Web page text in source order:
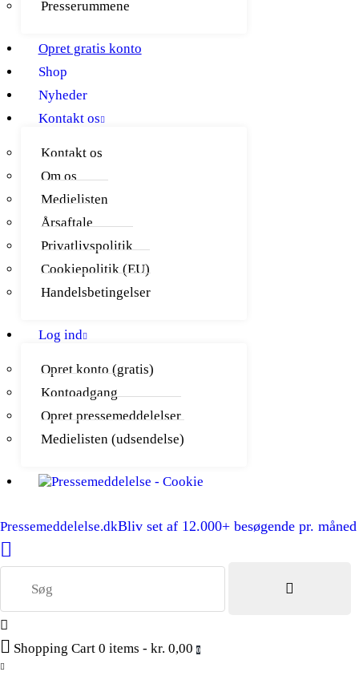
Presserummene
Opret gratis konto
Shop
Nyheder
Kontakt os
Kontakt os
Om os
Medielisten
Årsaftale
Privatlivspolitik
Cookiepolitik (EU)
Handelsbetingelser
Log ind
Opret konto (gratis)
Kontoadgang
Opret pressemeddelelser
Medielisten (udsendelse)
Pressemeddelelse.dkBliv set af 12.000+ besøgende pr. måned
Shopping Cart 0 items - kr. 0,00 0